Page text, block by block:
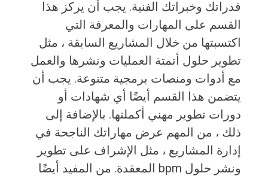
قدراتك وخبراتك الفنية. يجب أن يركز هذا
القسم على المهارات والمعرفة التي
اكتسبتها من خلال المشاريع السابقة ، مثل
تطوير حلول أتمتة العمليات ونشرها والعمل
مع أدوات ومنصات برمجية متنوعة. يجب أن
يتضمن هذا القسم أيضًا أي شهادات أو
دورات تطوير مهني أكملتها. بالإضافة إلى
ذلك ، من المهم عرض مهاراتك الناجحة في
إدارة المشاريع ، مثل الإشراف على تطوير
ونشر حلول bpm المعقدة. من المفيد أيضًا